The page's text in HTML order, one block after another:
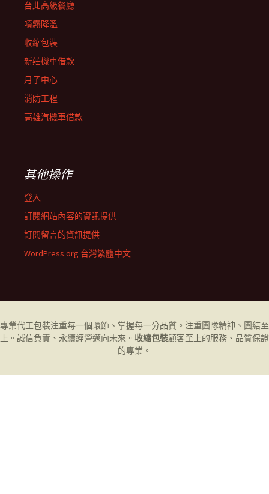
台北高級餐廳
噴霧降溫
收縮包裝
新莊機車借款
月子中心
消防工程
高雄汽機車借款
其他操作
登入
訂閱網站內容的資訊提供
訂閱留言的資訊提供
WordPress.org 台灣繁體中文
專業代工包裝注重每一個環節、掌握每一分品質。注重團隊精神、團結至
上。誠信負責、永續經營邁向未來。 收縮包裝顧客至上的服務、品質保證
的專業。